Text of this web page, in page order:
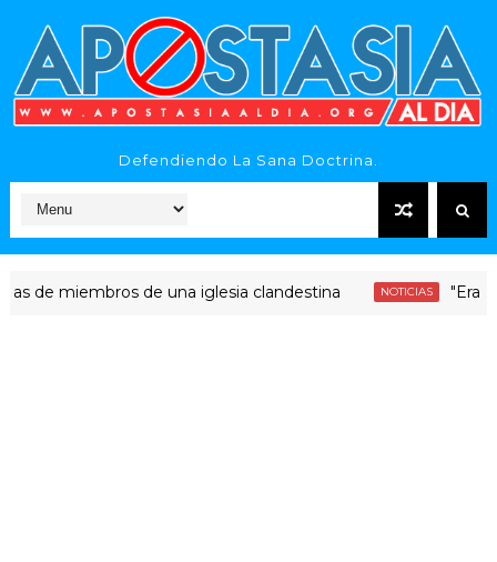
Defendiendo La Sana Doctrina.
de una iglesia clandestina NOTICIAS "Era dinero